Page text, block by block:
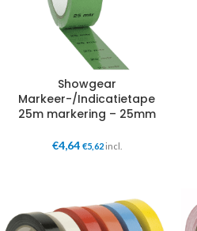
Showgear
Markeer-/Indicatietape
25m markering – 25mm
€4,64 €5,62incl.